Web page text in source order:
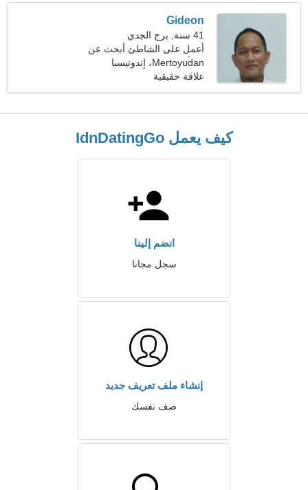
Gideon
41 سنة, برج الجدي
أعمل على الشاطئ أبحث عن
امرأة رائعة
Mertoyudan، إندونيسيا
علاقة حقيقية
كيف يعمل IdnDatingGo
انضم إلينا
سجل مجانا
إنشاء ملف تعريف جديد
صف نفسك